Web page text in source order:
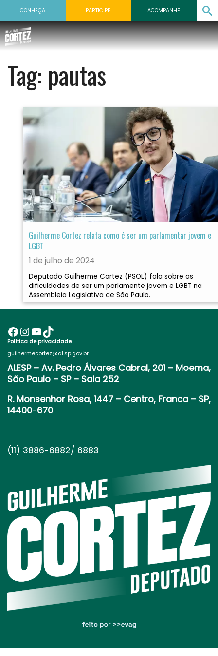
CONHEÇA PARTICIPE ACOMPANHE
Tag: pautas
Guilherme Cortez relata como é ser um parlamentar jovem e
LGBT
1 de julho de 2024
Deputado Guilherme Cortez (PSOL) fala sobre as
dificuldades de ser um parlamente jovem e LGBT na
Assembleia Legislativa de São Paulo.
Facebook InstagramYoutube TikTok
Política de privacidade
guilhermecortez@al.sp.gov.br
ALESP – Av. Pedro Álvares Cabral, 201 – Moema,
São Paulo – SP – Sala 252
R. Monsenhor Rosa, 1447 – Centro, Franca – SP,
14400-670
(11) 3886-6882/ 6883